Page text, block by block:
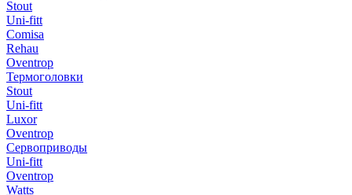
Stout
Uni-fitt
Comisa
Rehau
Oventrop
Термоголовки
Stout
Uni-fitt
Luxor
Oventrop
Сервоприводы
Uni-fitt
Oventrop
Watts